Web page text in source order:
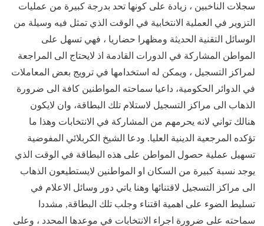
سجلات الناخبين ، زيادة على كونها تحد بدرجة كبيرة من عمليات
التزوير في العملية الانتخابية في الوقت الذي تمثل فيه وسيلة من
الوسائل التقنية الحديثة ومظهرا حضاريا ، فهي تسهل على
المواطن المشاركة في الدورات القادمة اذ لايحتاج الى المراجعة
لمراكز التسجيل ، ويمكن له استخدامها في ترويج بعض المعاملات
في الدوائر الحكومية، داعيا سماحته المواطنين كافة الى ضرورة
الذهاب الى مراكز التسجيل لاستلام تلك البطاقة، وان لايكون
هنالك تواني لانه يحرمهم من المشاركة في الانتخابات وهذا ما
تؤكده المرجعية الدينية العليا. ودعا الشيخ الكربلائي المفوضية
تسهيل عملية حصول المواطن على هذه البطاقة في الوقت الذي
يوجد نسبة كبيرة من السكان او المواطنين لايستطيعون الذهاب
الى مراكز التسجيل لاقتنائها وهنا ياتي دور وسائل الاعلام في
تسليط الضوء على اهمية اقتناء وجلب تلك البطاقة, مشددا
سماحته على ضرورة اجراء الانتخابات في موعدها المحدد ، وعلى